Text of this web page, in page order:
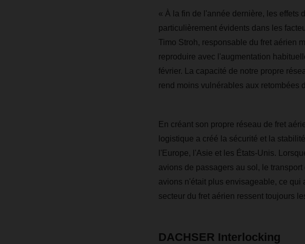
« À la fin de l'année dernière, les effets
particulièrement évidents dans les
Timo Stroh, responsable du fret aérien
reproduire avec l'augmentation
février. La capacité de notre propre
rend moins vulnérables aux retombées
En créant son propre réseau de fret
logistique a créé la sécurité et la
l'Europe, l'Asie et les États-Unis.
avions de passagers au sol, le
avions n'était plus envisageable, ce qui
secteur du fret aérien ressent toujours
DACHSER Interlocking